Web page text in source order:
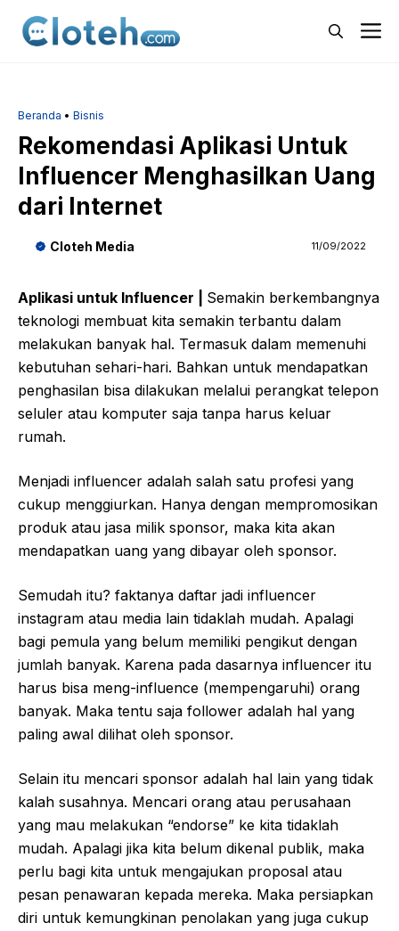
Beranda • Bisnis
Rekomendasi Aplikasi Untuk
Influencer Menghasilkan Uang
dari Internet
Cloteh Media 11/09/2022
Aplikasi untuk Influencer | Semakin berkembangnya
teknologi membuat kita semakin terbantu dalam
melakukan banyak hal. Termasuk dalam memenuhi
kebutuhan sehari-hari. Bahkan untuk mendapatkan
penghasilan bisa dilakukan melalui perangkat telepon
seluler atau komputer saja tanpa harus keluar
rumah.
Menjadi influencer adalah salah satu profesi yang
cukup menggiurkan. Hanya dengan mempromosikan
produk atau jasa milik sponsor, maka kita akan
mendapatkan uang yang dibayar oleh sponsor.
Semudah itu? faktanya daftar jadi influencer
instagram atau media lain tidaklah mudah. Apalagi
bagi pemula yang belum memiliki pengikut dengan
jumlah banyak. Karena pada dasarnya influencer itu
harus bisa meng-influence (mempengaruhi) orang
banyak. Maka tentu saja follower adalah hal yang
paling awal dilihat oleh sponsor.
Selain itu mencari sponsor adalah hal lain yang tidak
kalah susahnya. Mencari orang atau perusahaan
yang mau melakukan “endorse” ke kita tidaklah
mudah. Apalagi jika kita belum dikenal publik, maka
perlu bagi kita untuk mengajukan proposal atau
pesan penawaran kepada mereka. Maka persiapkan
diri untuk kemungkinan penolakan yang juga cukup